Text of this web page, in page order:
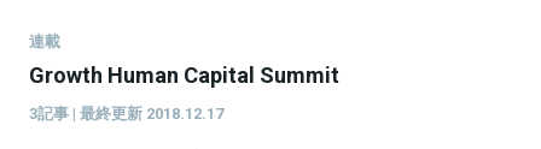
連載
Growth Human Capital Summit
3記事 | 最終更新 2018.12.17